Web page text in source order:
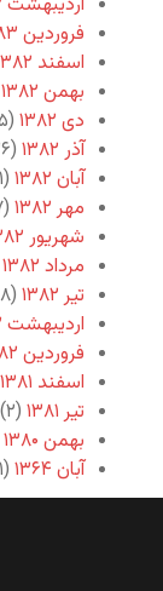
فروردین ۱۳۸۳
اسفند ۱۳۸۲
بهمن ۱۳۸۲
دی ۱۳۸۲
(۱۵)
آذر ۱۳۸۲
(۳۶)
آبان ۱۳۸۲
(۴۱)
مهر ۱۳۸۲
(۳۷)
شهریور ۱۳۸۲
مرداد ۱۳۸۲
تیر ۱۳۸۲
(۹۸)
اردیبهشت ۱۳۸۲
فروردین ۱۳۸۲
اسفند ۱۳۸۱
تیر ۱۳۸۱
(۲)
بهمن ۱۳۸۰
آبان ۱۳۶۴
(۱)